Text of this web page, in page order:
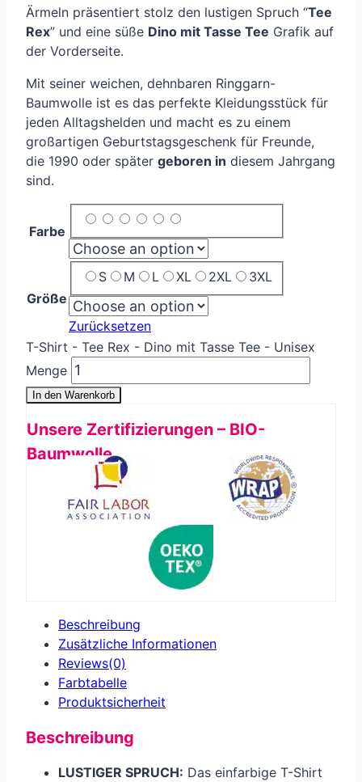
Ärmeln präsentiert stolz den lustigen Spruch “Tee
Rex” und eine süße Dino mit Tasse Tee Grafik auf
der Vorderseite.
Mit seiner weichen, dehnbaren Ringgarn-
Baumwolle ist es das perfekte Kleidungsstück für
jeden Alltagshelden und macht es zu einem
großartigen Geburtstagsgeschenk für Freunde,
die 1990 oder später geboren in diesem Jahrgang
sind.
Farbe
Größe
S M L XL 2XL 3XL
Zurücksetzen
T-Shirt - Tee Rex - Dino mit Tasse Tee - Unisex
Menge
In den Warenkorb
Unsere Zertifizierungen – BIO-
Baumwolle
Beschreibung
Zusätzliche Informationen
Reviews(0)
Farbtabelle
Produkt­sicherheit
Beschreibung
LUSTIGER SPRUCH: Das einfarbige T-Shirt